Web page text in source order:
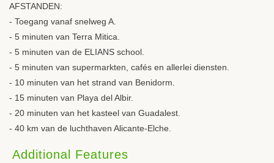
AFSTANDEN:
- Toegang vanaf snelweg A.
- 5 minuten van Terra Mitica.
- 5 minuten van de ELIANS school.
- 5 minuten van supermarkten, cafés en allerlei diensten.
- 10 minuten van het strand van Benidorm.
- 15 minuten van Playa del Albir.
- 20 minuten van het kasteel van Guadalest.
- 40 km van de luchthaven Alicante-Elche.
Additional Features